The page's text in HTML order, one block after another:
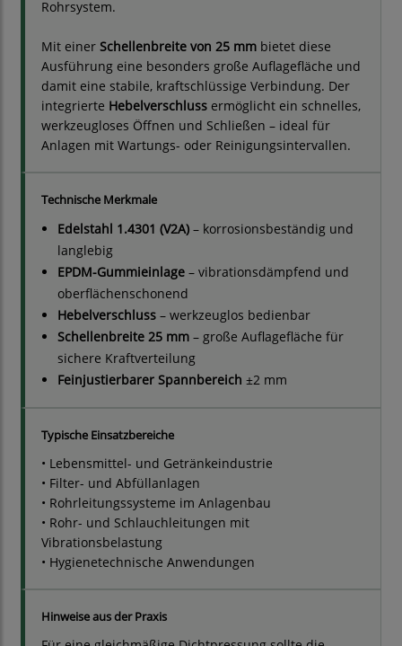
Rohrsystem.
Mit einer Schellenbreite von 25 mm bietet diese
Ausführung eine besonders große Auflagefläche und
damit eine stabile, kraftschlüssige Verbindung. Der
integrierte Hebelverschluss ermöglicht ein schnelles,
werkzeugloses Öffnen und Schließen – ideal für
Anlagen mit Wartungs- oder Reinigungsintervallen.
Technische Merkmale
Edelstahl 1.4301 (V2A) – korrosionsbeständig und
langlebig
EPDM-Gummieinlage – vibrationsdämpfend und
oberflächenschonend
Hebelverschluss – werkzeuglos bedienbar
Schellenbreite 25 mm – große Auflagefläche für
sichere Kraftverteilung
Feinjustierbarer Spannbereich ±2 mm
Typische Einsatzbereiche
• Lebensmittel- und Getränkeindustrie
• Filter- und Abfüllanlagen
• Rohrleitungssysteme im Anlagenbau
• Rohr- und Schlauchleitungen mit
Vibrationsbelastung
• Hygienetechnische Anwendungen
Hinweise aus der Praxis